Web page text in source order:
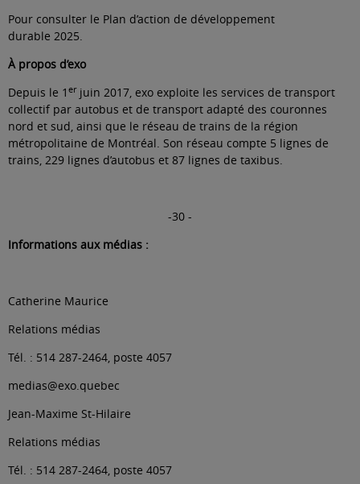
Pour consulter le Plan d’action de développement
durable 2025.
À propos d’exo
Depuis le 1 erjuin 2017, exo exploite les services de transport
collectif par autobus et de transport adapté des couronnes
nord et sud, ainsi que le réseau de trains de la région
métropolitaine de Montréal. Son réseau compte 5 lignes de
trains, 229 lignes d’autobus et 87 lignes de taxibus.
-30 -
Informations aux médias :
Catherine Maurice
Relations médias
Tél. : 514 287-2464, poste 4057
medias@exo.quebec
Jean-Maxime St-Hilaire
Relations médias
Tél. : 514 287-2464, poste 4057